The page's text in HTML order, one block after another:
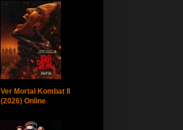
Ver Mortal Kombat II
(2026) Online